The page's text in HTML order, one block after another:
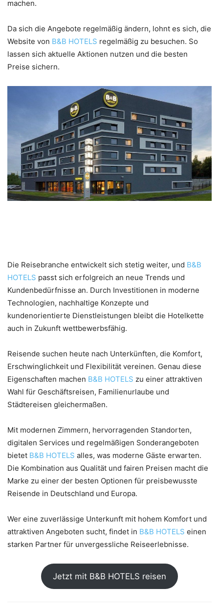
machen.
Da sich die Angebote regelmäßig ändern, lohnt es sich, die
Website von B&B HOTELS regelmäßig zu besuchen. So
lassen sich aktuelle Aktionen nutzen und die besten
Preise sichern.
Die Reisebranche entwickelt sich stetig weiter, und B&B
HOTELS passt sich erfolgreich an neue Trends und
Kundenbedürfnisse an. Durch Investitionen in moderne
Technologien, nachhaltige Konzepte und
kundenorientierte Dienstleistungen bleibt die Hotelkette
auch in Zukunft wettbewerbsfähig.
Reisende suchen heute nach Unterkünften, die Komfort,
Erschwinglichkeit und Flexibilität vereinen. Genau diese
Eigenschaften machen B&B HOTELS zu einer attraktiven
Wahl für Geschäftsreisen, Familienurlaube und
Städtereisen gleichermaßen.
Mit modernen Zimmern, hervorragenden Standorten,
digitalen Services und regelmäßigen Sonderangeboten
bietet B&B HOTELS alles, was moderne Gäste erwarten.
Die Kombination aus Qualität und fairen Preisen macht die
Marke zu einer der besten Optionen für preisbewusste
Reisende in Deutschland und Europa.
Wer eine zuverlässige Unterkunft mit hohem Komfort und
attraktiven Angeboten sucht, findet in B&B HOTELS einen
starken Partner für unvergessliche Reiseerlebnisse.
Jetzt mit B&B HOTELS reisen